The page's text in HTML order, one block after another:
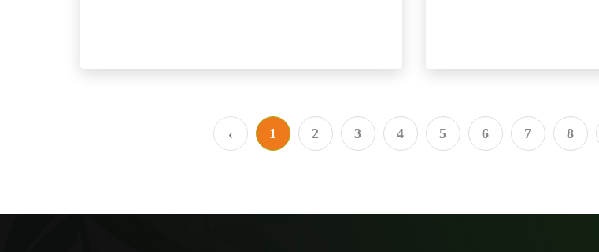
‹ 1 2 3 4 5 6 7 8